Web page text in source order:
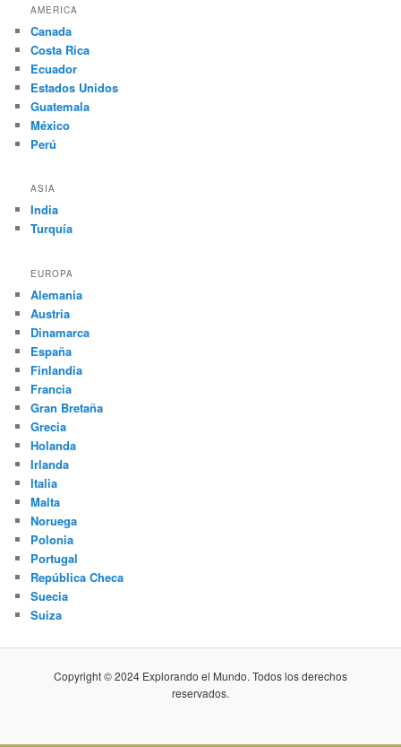
AMERICA
Canada
Costa Rica
Ecuador
Estados Unidos
Guatemala
México
Perú
ASIA
India
Turquía
EUROPA
Alemania
Austria
Dinamarca
España
Finlandia
Francia
Gran Bretaña
Grecia
Holanda
Irlanda
Italia
Malta
Noruega
Polonia
Portugal
República Checa
Suecia
Suiza
Copyright © 2024 Explorando el Mundo. Todos los derechos
reservados.